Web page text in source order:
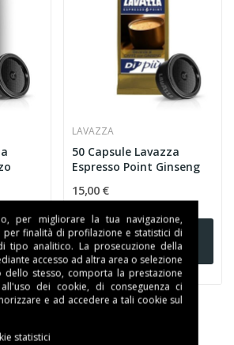
Point
LAVAZZA
50 Capsule Lavazza
Espresso Point Ginseng
15,00 €
Aggiungi al
carrello
per migliorare la tua navigazione,
per finalità di profilazione e statistici di
tipo analitico. La prosecuzione della
accesso ad altra area o selezione
dello stesso, comporta la prestazione
dei cookie, di conseguenza ci
e ad accedere a tali cookie sul
statistici